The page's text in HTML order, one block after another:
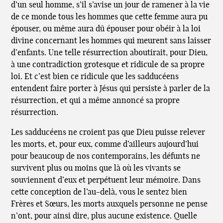
d’un seul homme, s’il s’avise un jour de ramener à la vie
de ce monde tous les hommes que cette femme aura pu
épouser, ou même aura dû épouser pour obéir à la loi
divine concernant les hommes qui meurent sans laisser
d’enfants. Une telle résurrection aboutirait, pour Dieu,
à une contradiction grotesque et ridicule de sa propre
loi. Et c’est bien ce ridicule que les sadducéens
entendent faire porter à Jésus qui persiste à parler de la
résurrection, et qui a même annoncé sa propre
résurrection.
Les sadducéens ne croient pas que Dieu puisse relever
les morts, et, pour eux, comme d’ailleurs aujourd’hui
pour beaucoup de nos contemporains, les défunts ne
survivent plus ou moins que là où les vivants se
souviennent d’eux et perpétuent leur mémoire. Dans
cette conception de l’au-delà, vous le sentez bien
Frères et Sœurs, les morts auxquels personne ne pense
n’ont, pour ainsi dire, plus aucune existence. Quelle